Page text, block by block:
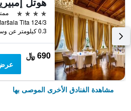
4 نجوم
0.3 كيلومتر عن وسط المدينة
690 ﷼
مشاهدة الفنادق الأخرى الموصى بها